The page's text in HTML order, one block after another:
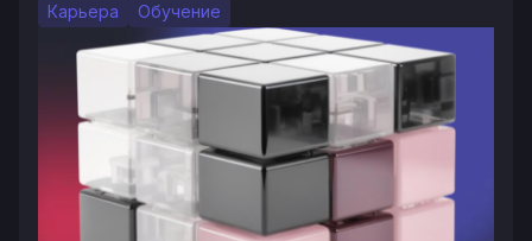
Карьера Обучение